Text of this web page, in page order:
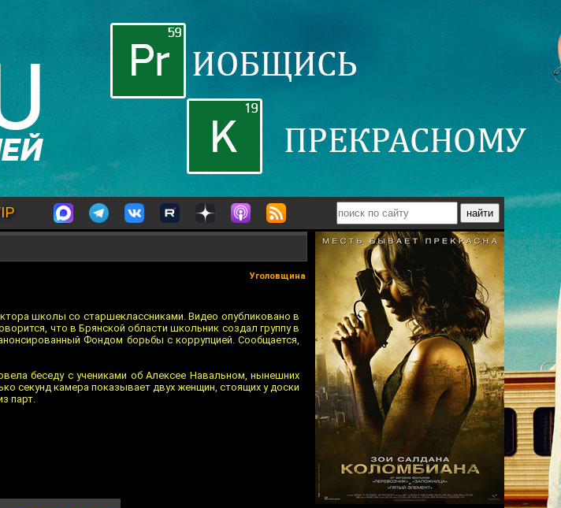
Уголовщина
школы со старшеклассниками. Видео опубликовано в
что в Брянской области школьник создал группу в
Фондом борьбы с коррупцией. Сообщается,
беседу с учениками об Алексее Навальном, нынешних
секунд камера показывает двух женщин, стоящих у доски
парт.